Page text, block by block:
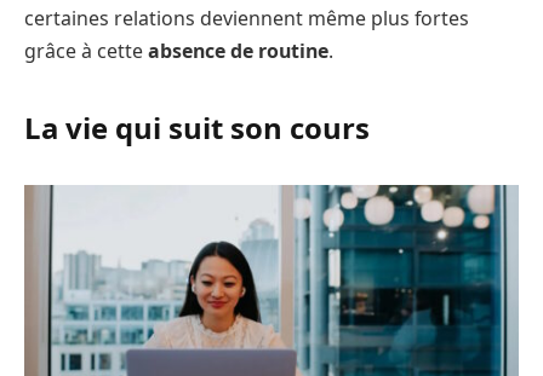
certaines relations deviennent même plus fortes
grâce à cetteabsence de routine.
La vie qui suit son cours